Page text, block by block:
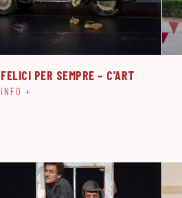
FELICI PER SEMPRE – C’ART
INFO +